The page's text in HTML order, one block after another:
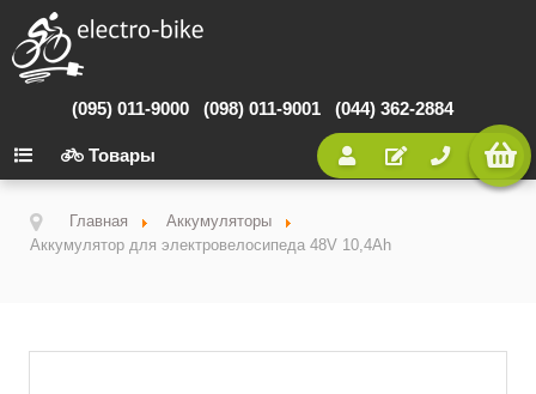
(095) 011-9000 (098) 011-9001 (044) 362-2884
Товары
Главная
Аккумуляторы
Аккумулятор для электровелосипеда 48V 10,4Ah